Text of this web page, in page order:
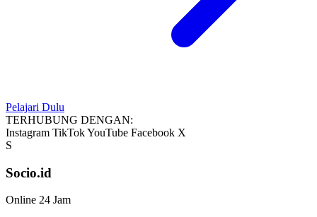
Pelajari Dulu
TERHUBUNG DENGAN:
Instagram TikTokYouTube Facebook X
S
Socio.id
Online 24 Jam